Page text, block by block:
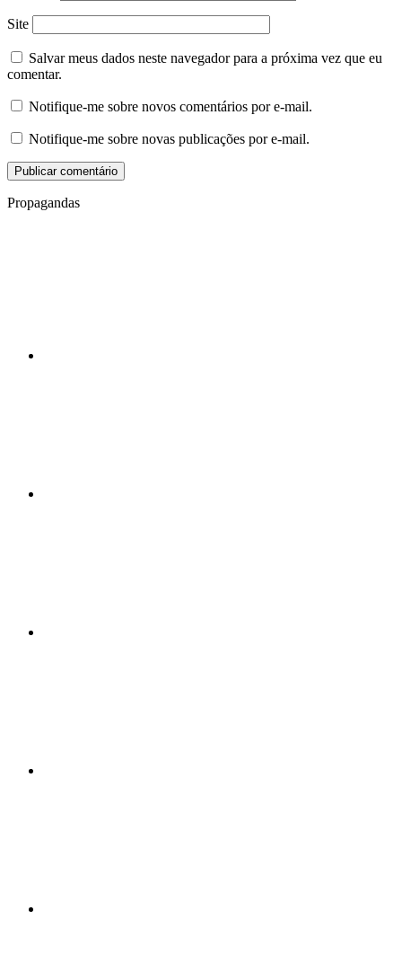
Site
Salvar meus dados neste navegador para a próxima vez que eu
comentar.
Notifique-me sobre novos comentários por e-mail.
Notifique-me sobre novas publicações por e-mail.
Propagandas